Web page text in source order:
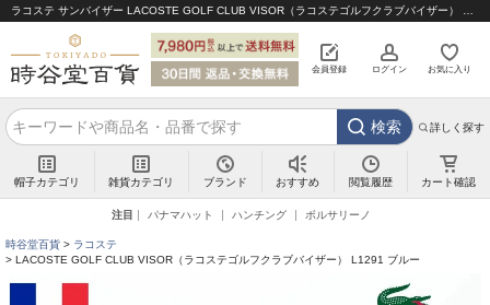
会員登録 ログイン お気に入り
検索 詳しく探す
帽子カテゴリ 雑貨カテゴリ ブランド おすすめ 閲覧履歴 カート確認
注目 パナマハット ハンチング ボルサリーノ
時谷堂百貨
ラコステ
LACOSTE GOLF CLUB VISOR（ラコステゴルフクラブバイザー） L1291 ブルー